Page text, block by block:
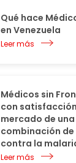
Qué hace
en Venezuela
Leer más
Médicos sin
con
mercado de
combinación
contra la
Leer más